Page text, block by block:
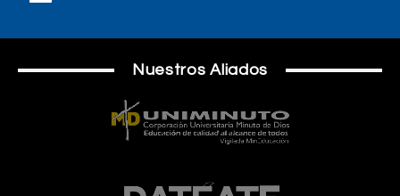
Nuestros Aliados